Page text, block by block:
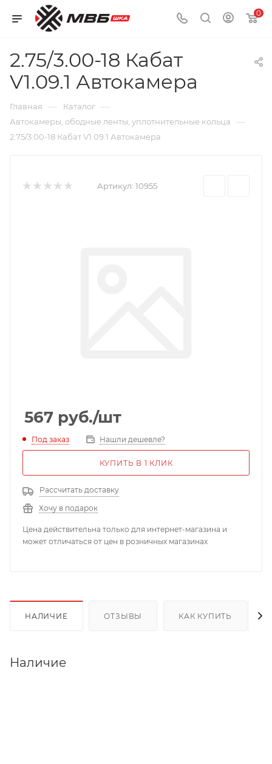
0
2.75/3.00-18 Кабат
V1.09.1 Автокамера
Главная — Каталог —
Автокамеры, ободные ленты, уплотнительные кольца —
2.75/3.00-18 Кабат V1.09.1 Автокамера
Артикул: 10955
567 руб./шт
Под заказ Нашли дешевле?
КУПИТЬ В 1 КЛИК
Рассчитать доставку
Хочу в подарок
Цена действительна только для интернет-магазина и
может отличаться от цен в розничных магазинах
НАЛИЧИЕ ОТЗЫВЫ КАК КУПИТЬ
Наличие